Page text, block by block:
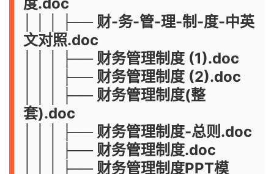
│ │ │ ├── 财-务-管-理-制-度-中英
文对照.doc
│ │ │ ├── 财务管理制度 (1).doc
│ │ │ ├── 财务管理制度 (2).doc
│ │ │ ├── 财务管理制度(整
套).doc
│ │ │ ├── 财务管理制度-总则.doc
│ │ │ ├── 财务管理制度.doc
│ │ │ ├── 财务管理制度PPT模